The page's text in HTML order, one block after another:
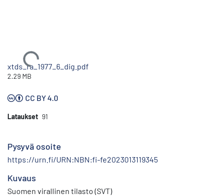
Ladataan...
xtds_ra_1977_6_dig.pdf
2.29 MB
CC BY 4.0
Lataukset 91
Pysyvä osoite
https://urn.fi/URN:NBN:fi-fe2023013119345
Kuvaus
Suomen virallinen tilasto (SVT)